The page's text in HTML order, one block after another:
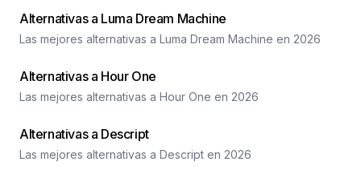
Alternativas a Luma Dream Machine
Las mejores alternativas a Luma Dream Machine en 2026
Alternativas a Hour One
Las mejores alternativas a Hour One en 2026
Alternativas a Descript
Las mejores alternativas a Descript en 2026